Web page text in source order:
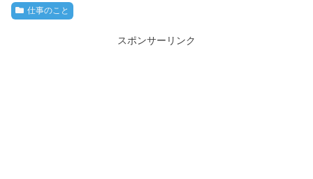
仕事のこと
スポンサーリンク